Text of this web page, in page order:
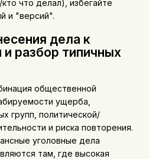
что делал), избегайте
и "версий".
дела к
разбор типичных
общественной
ущерба,
групп, политической/
и риска повторения.
уголовные дела
там, где высокая